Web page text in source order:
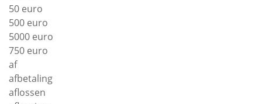
50 euro
500 euro
5000 euro
750 euro
af
afbetaling
aflossen